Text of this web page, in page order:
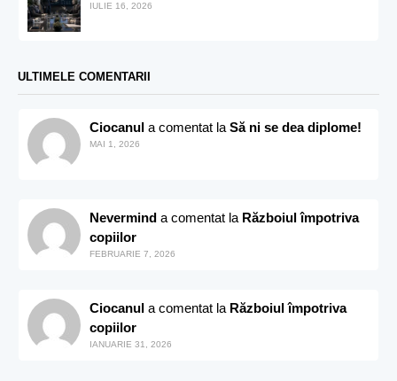
IULIE 16, 2026
ULTIMELE COMENTARII
Ciocanul a comentat la Să ni se dea diplome!
MAI 1, 2026
Nevermind a comentat la Războiul împotriva
copiilor
FEBRUARIE 7, 2026
Ciocanul a comentat la Războiul împotriva
copiilor
IANUARIE 31, 2026